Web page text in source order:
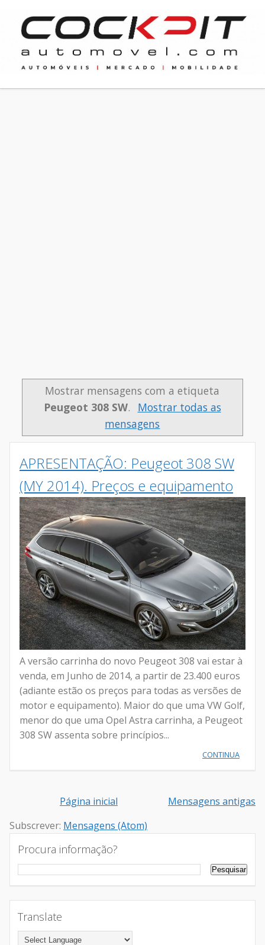
Mostrar mensagens com a etiqueta
Peugeot 308 SW.
Mostrar todas as
mensagens
APRESENTAÇÃO: Peugeot 308 SW
(MY 2014). Preços e equipamento
A versão carrinha do novo Peugeot 308 vai estar à
venda, em Junho de 2014, a partir de 23.400 euros
(adiante estão os preços para todas as versões de
motor e equipamento). Maior do que uma VW Golf,
menor do que uma Opel Astra carrinha, a Peugeot
308 SW assenta sobre princípios...
CONTINUA
Mensagens antigas
Página inicial
Subscrever: Mensagens (Atom)
Procura informação?
Translate